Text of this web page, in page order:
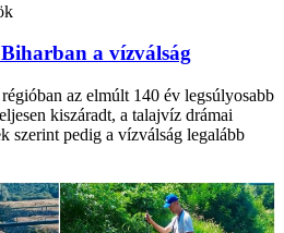
a vízválság
az elmúlt 140 év legsúlyosabb
kiszáradt, a talajvíz drámai
szerint pedig a vízválság legalább